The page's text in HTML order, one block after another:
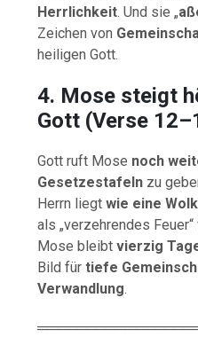
Herrlichkeit. Und sie „
Zeichen von
heiligen Gott.
4. Mose steigt
Gott (Verse
Gott ruft Mose noch
Gesetzestafeln zu
Herrn liegtwie eine
als „verzehrendes
Mose bleibtvierzig
Bild fürtiefe
Verwandlung.